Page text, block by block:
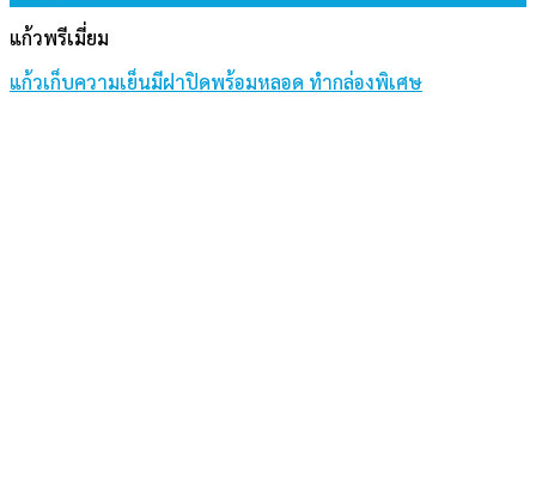
แก้วพรีเมี่ยม
แก้วเก็บความเย็นมีฝาปิดพร้อมหลอด ทำกล่องพิเศษ